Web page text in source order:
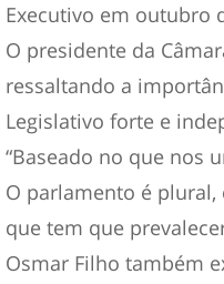
Executivo em outubro
O presidente da
ressaltando a
Legislativo forte e
“Baseado no que nos
O parlamento é
que tem que
Osmar Filho também